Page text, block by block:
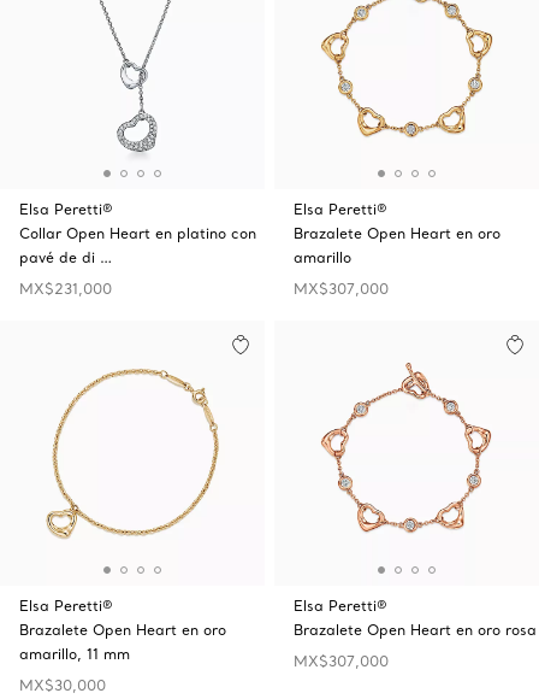
Elsa Peretti®
Collar Open Heart en platino con
pavé de di …
MX$231,000
Elsa Peretti®
Brazalete Open Heart en oro
amarillo
MX$307,000
Elsa Peretti®
Brazalete Open Heart en oro
amarillo, 11 mm
MX$30,000
Elsa Peretti®
Brazalete Open Heart en oro rosa
MX$307,000